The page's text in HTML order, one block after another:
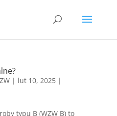
| lut 10, 2025|
typu B (WZW B) to